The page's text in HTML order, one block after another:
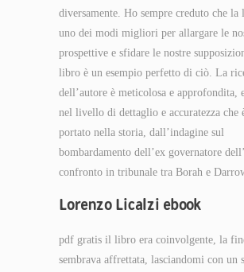
diversamente. Ho sempre creduto che la
uno dei modi migliori per allargare le
prospettive e sfidare le nostre
libro è un esempio perfetto di ciò. La
dell’autore è meticolosa e approfondita,
nel livello di dettaglio e accuratezza che
portato nella storia, dall’indagine sul
bombardamento dell’ex governatore
confronto in tribunale tra Borah e
Lorenzo Licalzi ebook
pdf gratis il libro era coinvolgente, la
sembrava affrettata, lasciandomi con un